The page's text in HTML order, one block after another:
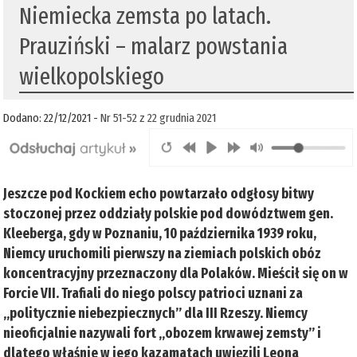
Niemiecka zemsta po latach.
Prauziński – malarz powstania
wielkopolskiego
Dodano: 22/12/2021 -Nr 51-52 z 22 grudnia 2021
Jeszcze pod Kockiem echo powtarzało odgłosy bitwy
stoczonej przez oddziały polskie pod dowództwem gen.
Kleeberga, gdy w Poznaniu, 10 października 1939 roku,
Niemcy uruchomili pierwszy na ziemiach polskich obóz
koncentracyjny przeznaczony dla Polaków. Mieścił się on w
Forcie VII. Trafiali do niego polscy patrioci uznani za
„politycznie niebezpiecznych” dla III Rzeszy. Niemcy
nieoficjalnie nazywali fort „obozem krwawej zemsty” i
dlatego właśnie w jego kazamatach uwięzili Leona